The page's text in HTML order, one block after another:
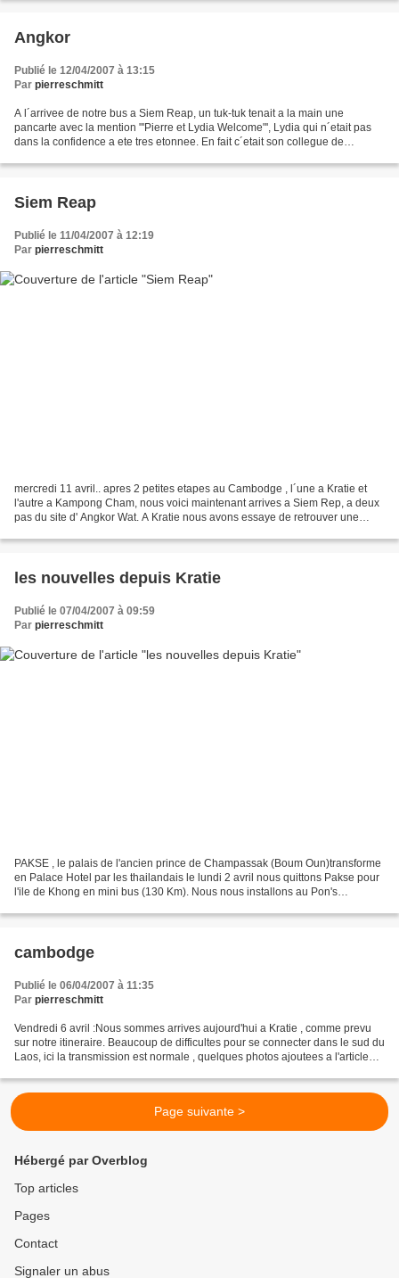
Angkor
Publié le 12/04/2007 à 13:15
Par pierreschmitt
A l´arrivee de notre bus a Siem Reap, un tuk-tuk tenait a la main une
pancarte avec la mention "'Pierre et Lydia Welcome"', Lydia qui n´etait pas
dans la confidence a ete tres etonnee. En fait c´etait son collegue de
Siem Reap
Publié le 11/04/2007 à 12:19
Par pierreschmitt
mercredi 11 avril.. apres 2 petites etapes au Cambodge , l´une a Kratie et
l'autre a Kampong Cham, nous voici maintenant arrives a Siem Rep, a deux
pas du site d' Angkor Wat. A Kratie nous avons essaye de retrouver une
les nouvelles depuis Kratie
Publié le 07/04/2007 à 09:59
Par pierreschmitt
PAKSE , le palais de l'ancien prince de Champassak (Boum Oun)transforme
en Palace Hotel par les thailandais le lundi 2 avril nous quittons Pakse pour
l'ile de Khong en mini bus (130 Km). Nous nous installons au Pon's
cambodge
Publié le 06/04/2007 à 11:35
Par pierreschmitt
Vendredi 6 avril :Nous sommes arrives aujourd'hui a Kratie , comme prevu
sur notre itineraire. Beaucoup de difficultes pour se connecter dans le sud du
Laos, ici la transmission est normale , quelques photos ajoutees a l'article
Page suivante >
Hébergé par Overblog
Top articles
Pages
Contact
Signaler un abus